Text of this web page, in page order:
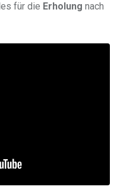
für die Erholung nach